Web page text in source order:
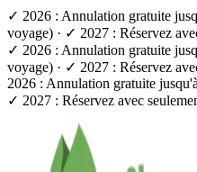
✓ 2026 : Annulation gratuite
voyage) · ✓ 2027 : Réservez
✓ 2026 : Annulation gratuite
voyage) · ✓ 2027 : Réservez
2026 : Annulation gratuite
✓ 2027 : Réservez avec